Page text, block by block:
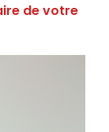
de votre